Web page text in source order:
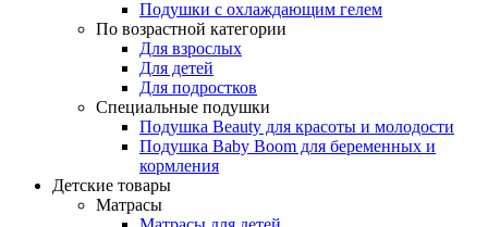
Подушки с охлаждающим гелем
По возрастной категории
Для взрослых
Для детей
Для подростков
Специальные подушки
Подушка Beauty для красоты и молодости
Подушка Baby Boom для беременных и
кормления
Детские товары
Матрасы